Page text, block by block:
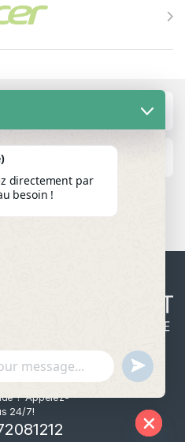
? Appelez-
24/7!
directement par
besoin !
u
n
d